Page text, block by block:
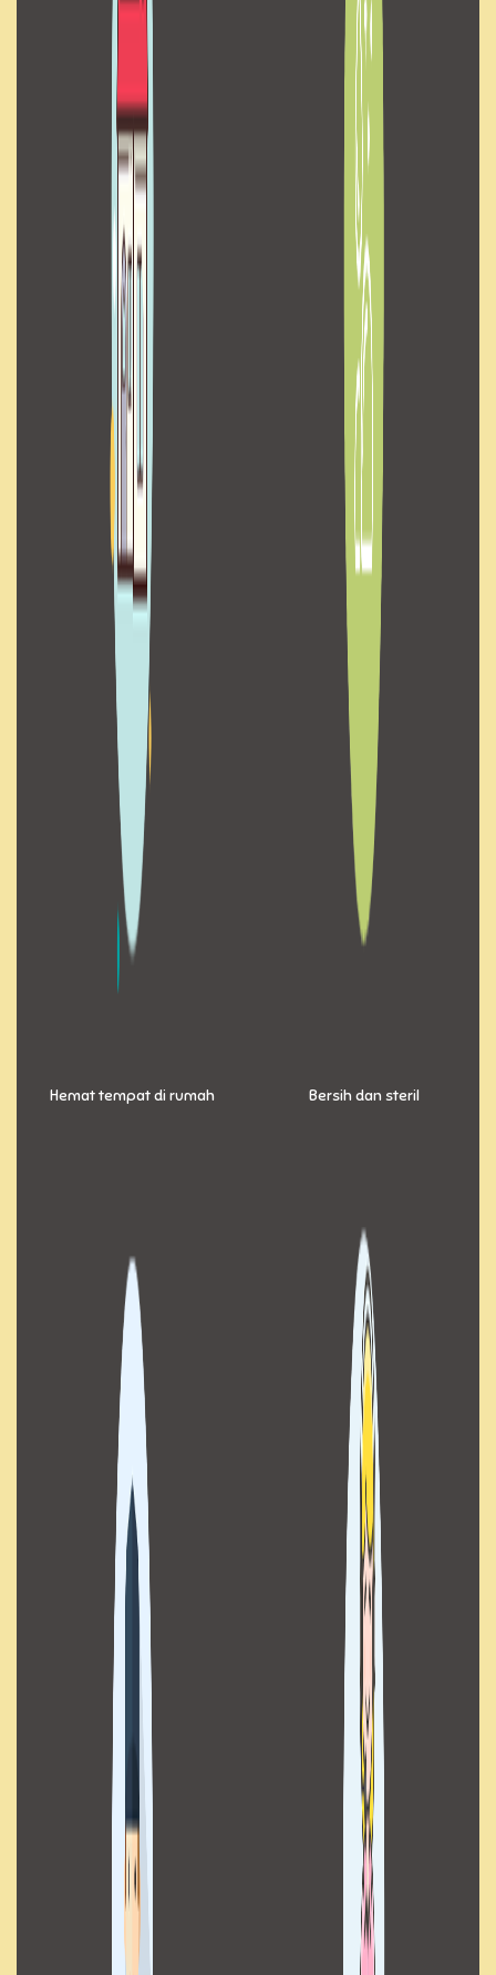
Hemat tempat di rumah Bersih dan steril